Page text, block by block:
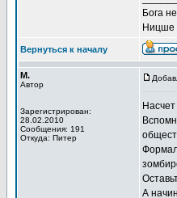
Бога
Ницше
Вернуться к началу
М.
Автор
Зарегистрирован:
28.02.2010
Сообщения: 191
Откуда: Питер
А